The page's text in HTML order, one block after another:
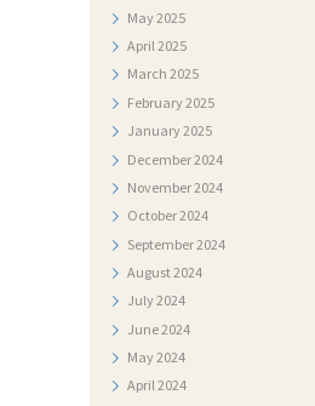
May2025
April2025
March 2025
February2025
January2025
December2024
November2024
October2024
September2024
August2024
July2024
June2024
May2024
April2024